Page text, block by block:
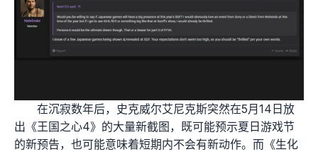
在沉寂数年后，史克威尔艾尼克斯突然在5月14日放
出《王国之心4》的大量新截图，既可能预示夏日游戏节
的新预告，也可能意味着短期内不会有新动作。而《生化